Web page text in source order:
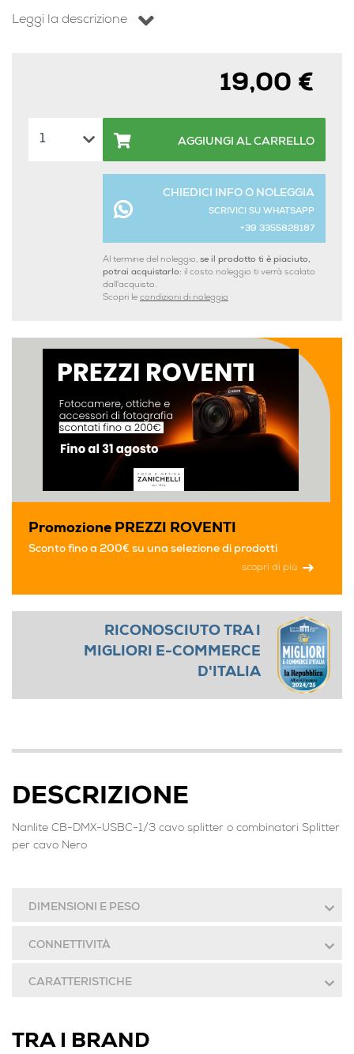
Leggi la descrizione
19,00 €
AGGIUNGI AL CARRELLO
CHIEDICI INFO O NOLEGGIA
SCRIVICI SU WHATSAPP
+39 3355828187
Al termine del noleggio, se il prodotto ti è piaciuto,
potrai acquistarlo: il costo noleggio ti verrà scalato
dall'acquisto.
Scopri le condizioni di noleggio
Promozione PREZZI ROVENTI
Sconto fino a 200€ su una selezione di prodotti
scopri di più
RICONOSCIUTO TRA I
MIGLIORI E-COMMERCE
D'ITALIA
DESCRIZIONE
Nanlite CB-DMX-USBC-1/3 cavo splitter o combinatori Splitter
per cavo Nero
DIMENSIONI E PESO
CONNETTIVITÀ
CARATTERISTICHE
TRA I BRAND